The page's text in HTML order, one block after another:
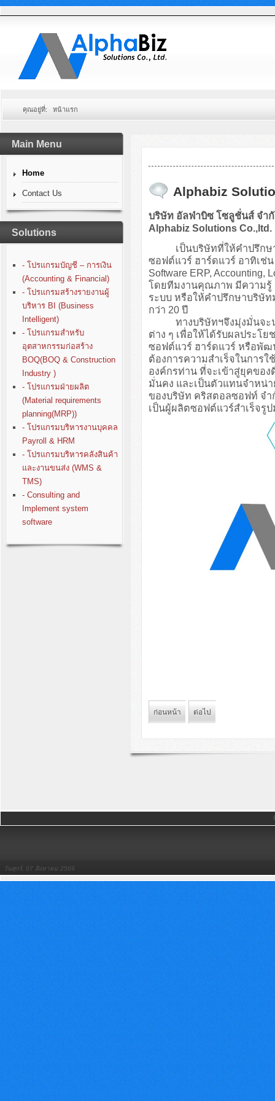
คุณอยู่ที่: หน้าแรก
Main Menu
Home
Contact Us
Solutions
- โปรแกรมบัญชี – การเงิน
(Accounting & Financial)
- โปรแกรมสร้างรายงานผู้
บริหาร BI (Business
Intelligent)
- โปรแกรมสำหรับ
อุตสาหกรรมก่อสร้าง
BOQ(BOQ & Construction
Industry )
- โปรแกรมฝ่ายผลิต
(Material requirements
planning(MRP))
- โปรแกรมบริหารงานบุคคล
Payroll & HRM
- โปรแกรมบริหารคลังสินค้า
และงานขนส่ง (WMS &
TMS)
- Consulting and
Implement system
software
Alphabiz
บริษัท อัลฟ่าบิซ โซลูชั่นส์ จำ
Alphabiz Solutions Co.,ltd.
เป็นบริษัทที่ให้คำปรึกษา
ซอฟต์แวร์ ฮาร์ดแวร์ อาทิเช่
Software ERP,
โดยทีมงานคุณภาพ มีความรู้
ระบบ หรือให้คำปรึกษาบริษั
กว่า 20 ปี
ทางบริษัทฯจึงมุ่งมั่นจะน
ต่าง ๆ เพื่อให้ได้รับผลประโย
ซอฟต์แวร์ ฮาร์ดแวร์ หรือพัฒ
ต้องการความสำเร็จในการ
องค์กรท่าน ที่จะเข้าสู่ยุคขอ
มั่นคง และเป็นตัวแทนจำหน่
ของบริษัท คริสตอลซอฟท์ จำ
เป็นผู้ผลิตซอฟต์แวร์สำเร็จรู
ก่อนหน้า ต่อไป
วันศุกร์, 07 สิงหาคม 2569